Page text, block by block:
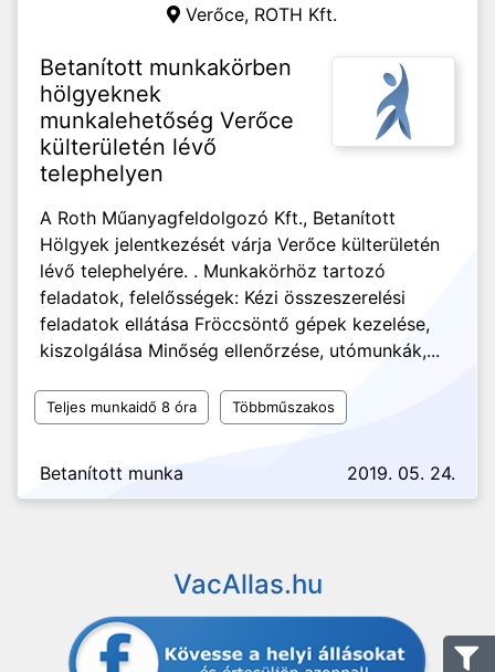
Verőce, ROTH Kft.
Betanított munkakörben
hölgyeknek
munkalehetőség Verőce
külterületén lévő
telephelyen
A Roth Műanyagfeldolgozó Kft., Betanított
Hölgyek jelentkezését várja Verőce külterületén
lévő telephelyére. . Munkakörhöz tartozó
feladatok, felelősségek: Kézi összeszerelési
feladatok ellátása Fröccsöntő gépek kezelése,
kiszolgálása Minőség ellenőrzése, utómunkák,...
Teljes munkaidő 8 óra Többműszakos
Betanított munka 2019. 05. 24.
VacAllas.hu